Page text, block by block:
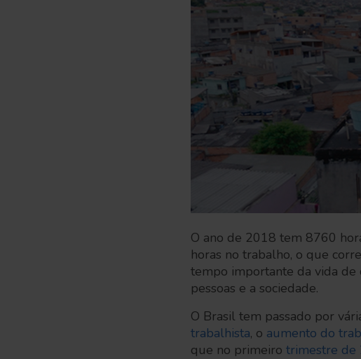
O ano de 2018 tem 8760
horas no trabalho, o que
tempo importante da vida de
pessoas e a sociedade.
O Brasil tem passado por
trabalhista, o aumento do
que no primeiro trimestre de